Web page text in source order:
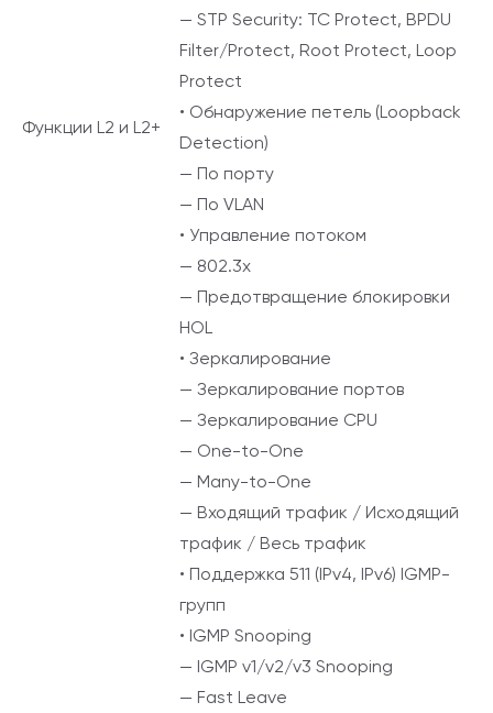
Функции L2 и L2+
— STP Security: TC Protect, BPDU
Filter/Protect, Root Protect, Loop
Protect
• Обнаружение петель (Loopback
Detection)
— По порту
— По VLAN
• Управление потоком
— 802.3x
— Предотвращение блокировки
HOL
• Зеркалирование
— Зеркалирование портов
— Зеркалирование CPU
— One-to-One
— Many-to-One
— Входящий трафик / Исходящий
трафик / Весь трафик
• Поддержка 511 (IPv4, IPv6) IGMP-
групп
• IGMP Snooping
— IGMP v1/v2/v3 Snooping
— Fast Leave